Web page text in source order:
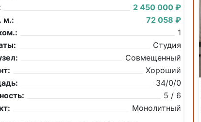
2 450 000 ₽
м.:
72 058 ₽
1
Студия
Совмещенный
Хороший
34/0/0
5 / 6
Монолитный